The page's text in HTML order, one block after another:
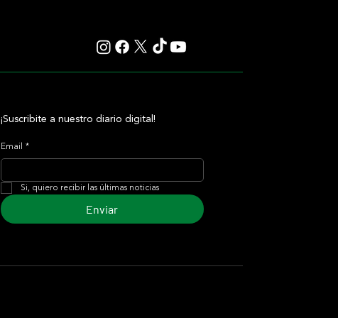
¡Suscribite a nuestro diario digital!
Email *
Si, quiero recibir las últimas noticias
Enviar